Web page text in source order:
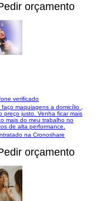
orçamento
verificado
maquiagens a domicílio ,
preço justo. Venha ficar mais
mais do meu trabalho no
de alta performance.
na Cronoshare
orçamento